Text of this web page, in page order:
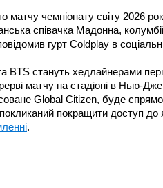
матчу чемпіонату світу 2026
співачка Мадонна,
гурт Coldplay в
стануть хедлайнерами
матчу на стадіоні в Нью-
Global Citizen, буде
покращити доступ до
.